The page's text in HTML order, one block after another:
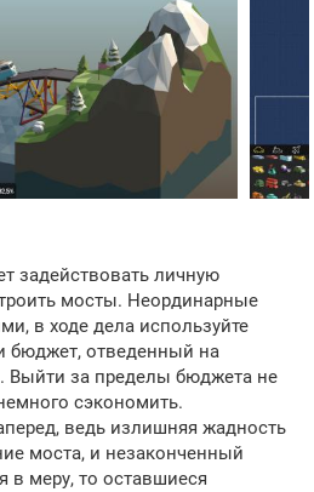
задействовать личную
мосты. Неординарные
в ходе дела используйте
бюджет, отведенный на
Выйти за пределы бюджета не
сэкономить.
ведь излишняя жадность
моста, и незаконченный
в меру, то оставшиеся